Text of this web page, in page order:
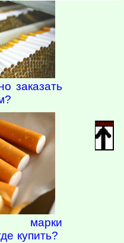
заказать
марки
купить?
Наверх